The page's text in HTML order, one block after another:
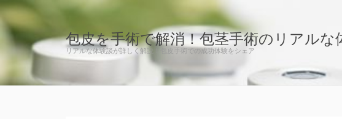
包皮を手術で解消！包茎手術のリアルな
リアルな体験談が詳しく解説！包皮手術での成功体験をシェア